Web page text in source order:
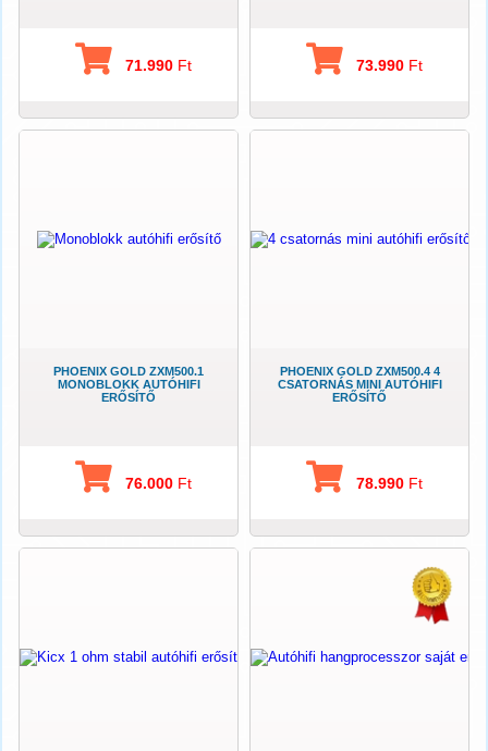
71.990 Ft 73.990 Ft
PHOENIX GOLD ZXM500.1
MONOBLOKK AUTÓHIFI
ERŐSÍTŐ
76.000 Ft
PHOENIX GOLD ZXM500.4 4
CSATORNÁS MINI AUTÓHIFI
ERŐSÍTŐ
78.990 Ft